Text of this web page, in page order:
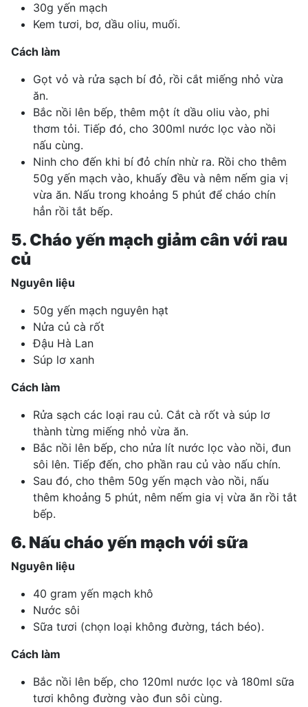
30g yến mạch
Kem tươi, bơ, dầu oliu, muối.
Cách làm
Gọt vỏ và rửa sạch bí đỏ, rồi cắt miếng nhỏ vừa
ăn.
Bắc nồi lên bếp, thêm một ít dầu oliu vào, phi
thơm tỏi. Tiếp đó, cho 300ml nước lọc vào nồi
nấu cùng.
Ninh cho đến khi bí đỏ chín nhừ ra. Rồi cho thêm
50g yến mạch vào, khuấy đều và nêm nếm gia vị
vừa ăn. Nấu trong khoảng 5 phút để cháo chín
hẳn rồi tắt bếp.
5. Cháo yến mạch giảm cân với rau
củ
Nguyên liệu
50g yến mạch nguyên hạt
Nửa củ cà rốt
Đậu Hà Lan
Súp lơ xanh
Cách làm
Rửa sạch các loại rau củ. Cắt cà rốt và súp lơ
thành từng miếng nhỏ vừa ăn.
Bắc nồi lên bếp, cho nửa lít nước lọc vào nồi, đun
sôi lên. Tiếp đến, cho phần rau củ vào nấu chín.
Sau đó, cho thêm 50g yến mạch vào nồi, nấu
thêm khoảng 5 phút, nêm nếm gia vị vừa ăn rồi tắt
bếp.
6. Nấu cháo yến mạch với sữa
Nguyên liệu
40 gram yến mạch khô
Nước sôi
Sữa tươi (chọn loại không đường, tách béo).
Cách làm
Bắc nồi lên bếp, cho 120ml nước lọc và 180ml sữa
tươi không đường vào đun sôi cùng.